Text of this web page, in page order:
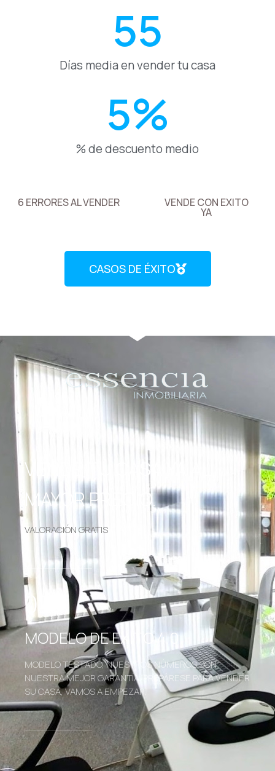
Días media en vender tu casa
55
% de descuento medio
5%
6 ERRORES AL VENDER VENDE CON EXITO
YA
CASOS DE ÉXITO
VENDE TU CASA YA AL
MAYOR PRECIO.
VALORACIÓN GRATIS
01.
MODELO DE EXITO 4.0
MODELO TESTADO, NUESTROS NÚMEROS SON
NUESTRA MEJOR GARANTÍA. PREPÁRESE PARA VENDER
SU CASA, VAMOS A EMPEZAR.